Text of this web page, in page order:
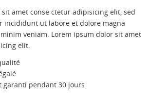
amet conse ctetur adipisicing elit, sed
incididunt ut labore et dolore magna
veniam. Lorem ipsum dolor sit amet
elit.
garanti pendant 30 jours
Créer une nouvelle liste
DE DESEOS
DE DESEOS
para guardar productos en su lista